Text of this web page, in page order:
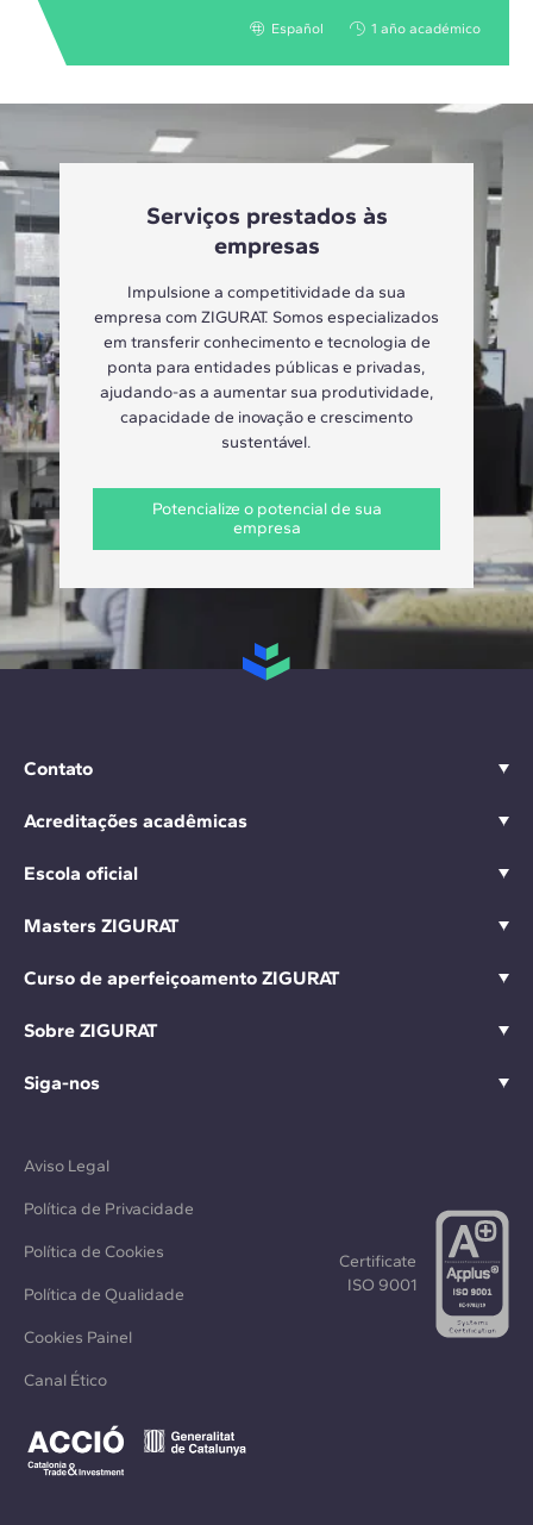
Español 1 año académico
Serviços prestados às
empresas
Impulsione a competitividade da sua
empresa com ZIGURAT. Somos especializados
em transferir conhecimento e tecnologia de
ponta para entidades públicas e privadas,
ajudando-as a aumentar sua produtividade,
capacidade de inovação e crescimento
sustentável.
Potencialize o potencial de sua
empresa
Contato
Acreditações acadêmicas
Escola oficial
Masters ZIGURAT
Curso de aperfeiçoamento ZIGURAT
Sobre ZIGURAT
Siga-nos
Aviso Legal
Política de Privacidade
Política de Cookies
Política de Qualidade
Cookies Painel
Canal Ético
Certificate
ISO 9001